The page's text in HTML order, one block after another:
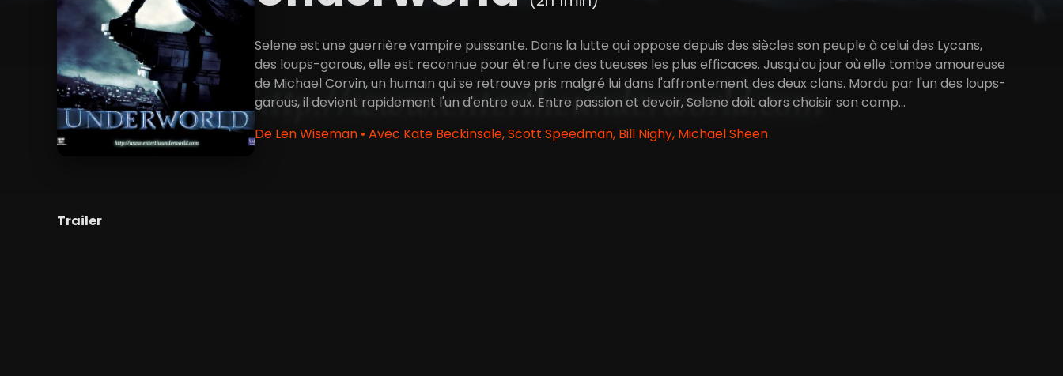
Selene est une guerrière vampire puissante. Dans la lutte qui oppose depuis des siècles son peuple à celui des Lycans,
des loups-garous, elle est reconnue pour être l'une des tueuses les plus efficaces. Jusqu'au jour où elle tombe amoureuse
de Michael Corvin, un humain qui se retrouve pris malgré lui dans l'affrontement des deux clans. Mordu par l'un des loups-
garous, il devient rapidement l'un d'entre eux. Entre passion et devoir, Selene doit alors choisir son camp...
De Len Wiseman • Avec Kate Beckinsale, Scott Speedman, Bill Nighy, Michael Sheen
Trailer